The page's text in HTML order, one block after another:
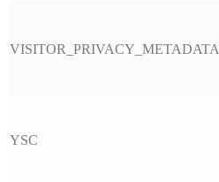
VISITOR_PRIVACY_METADATA
YSC